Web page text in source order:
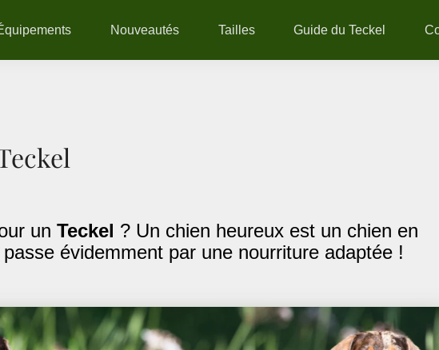
Nouveautés Tailles Guide du Teckel
un Teckel ? Un chien heureux est un chien en
évidemment par une nourriture adaptée !